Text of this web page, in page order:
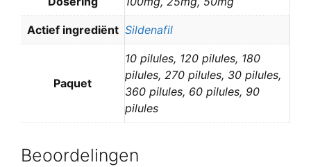
Actief ingrediënt Sildenafil
Paquet
10 pilules, 120 pilules, 180
pilules, 270 pilules, 30 pilules,
360 pilules, 60 pilules, 90
pilules
Beoordelingen